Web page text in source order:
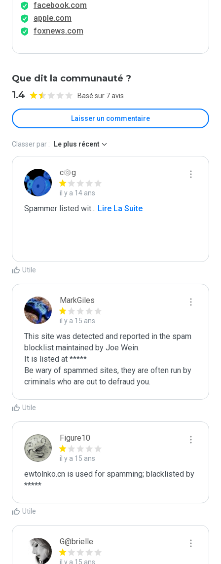
facebook.com
apple.com
foxnews.com
Que dit la communauté ?
1.4 Basé sur 7 avis
Laisser un commentaire
Classer par : Le plus récent
c۞g
il y a 14 ans
Spammer listed wit... Lire La Suite
Utile
MarkGiles
il y a 15 ans
This site was detected and reported in the spam
blocklist maintained by Joe Wein.
It is listed at *****
Be wary of spammed sites, they are often run by
criminals who are out to defraud you.
Utile
Figure10
il y a 15 ans
ewtolnko.cn is used for spamming; blacklisted by
*****
Utile
G@brielle
il y a 15 ans